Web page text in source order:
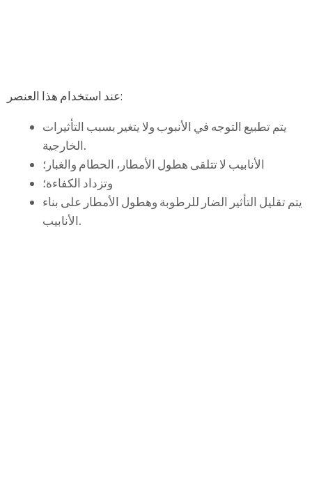
عند استخدام هذا العنصر:
يتم تطبيع التوجه في الأنبوب ولا يتغير بسبب التأثيرات
الخارجية.
الأنابيب لا تتلقى هطول الأمطار، الحطام والغبار؛
وتزداد الكفاءة؛
يتم تقليل التأثير الضار للرطوبة وهطول الأمطار على بناء
الأنابيب.